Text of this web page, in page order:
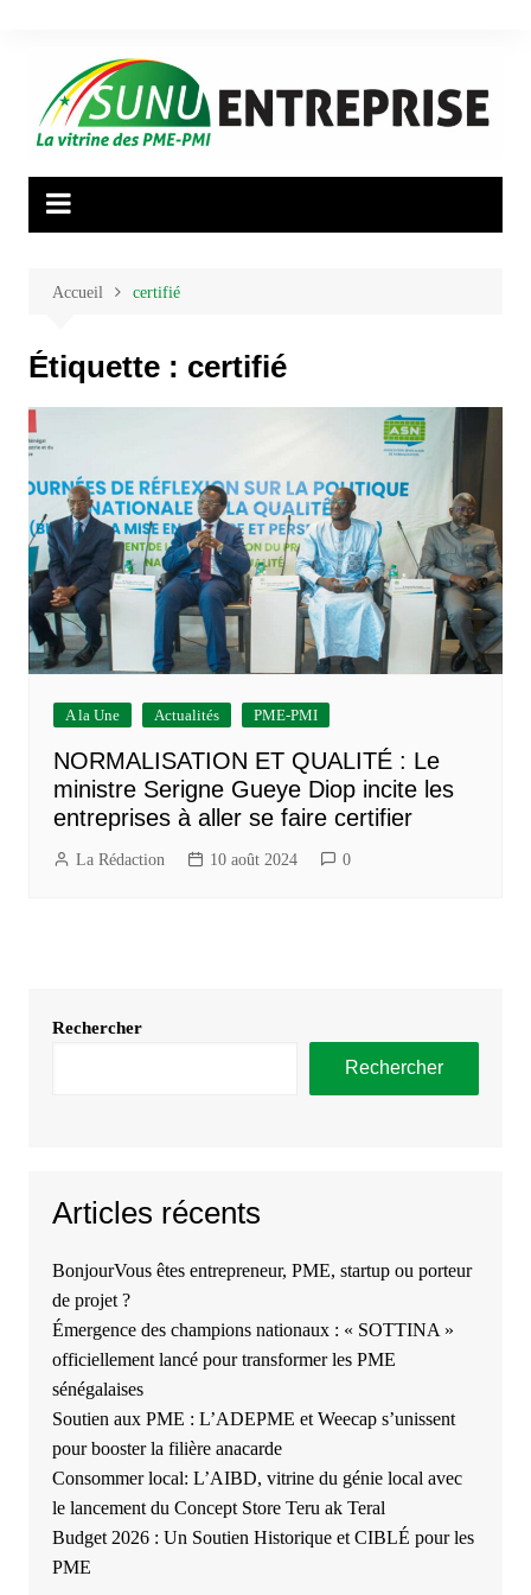
Accueil certifié
Étiquette : certifié
A la Une Actualités PME-PMI
NORMALISATION ET QUALITÉ : Le
ministre Serigne Gueye Diop incite les
entreprises à aller se faire certifier
La Rédaction 10 août 2024 0
Rechercher
Rechercher
Articles récents
BonjourVous êtes entrepreneur, PME, startup ou porteur
de projet ?
Émergence des champions nationaux : « SOTTINA »
officiellement lancé pour transformer les PME
sénégalaises
Soutien aux PME : L’ADEPME et Weecap s’unissent
pour booster la filière anacarde
Consommer local: L’AIBD, vitrine du génie local avec
le lancement du Concept Store Teru ak Teral
Budget 2026 : Un Soutien Historique et CIBLÉ pour les
PME